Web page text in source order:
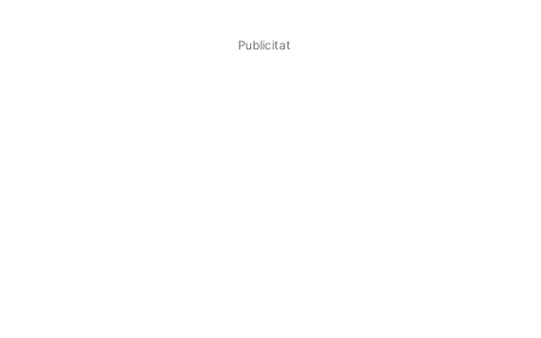
Publicitat